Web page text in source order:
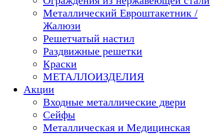
Металлический Евроштакетник /
Жалюзи
Решетчатый настил
Раздвижные решетки
Краски
МЕТАЛЛОИЗДЕЛИЯ
Акции
Входные металлические двери
Сейфы
Металлическая и Медицинская